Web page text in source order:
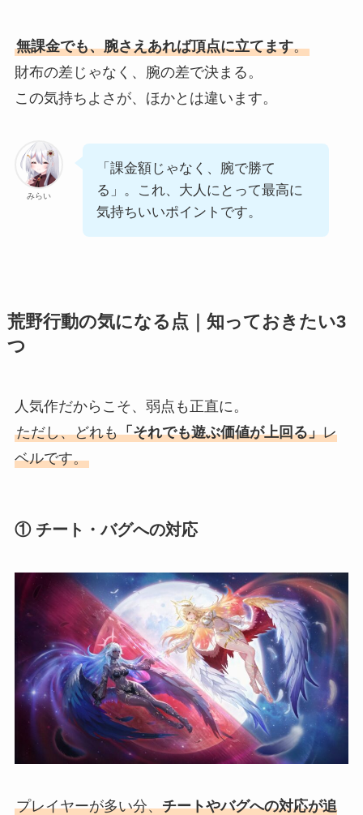
無課金でも、腕さえあれば頂点に立てます。
財布の差じゃなく、腕の差で決まる。
この気持ちよさが、ほかとは違います。
みらい
「課金額じゃなく、腕で勝て
る」。これ、大人にとって最高に
気持ちいいポイントです。
荒野行動の気になる点｜知っておきたい3
つ
人気作だからこそ、弱点も正直に。
ただし、どれも「それでも遊ぶ価値が上回る」レ
ベルです。
① チート・バグへの対応
プレイヤーが多い分、チートやバグへの対応が追